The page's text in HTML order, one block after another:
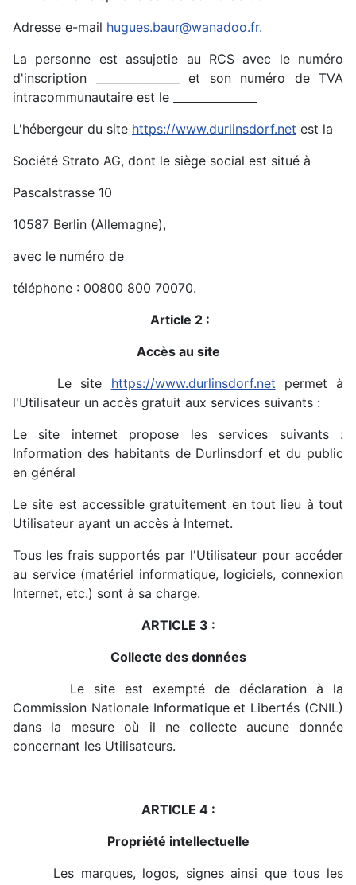
Adresse e-mail hugues.baur@wanadoo.fr.
La personne est assujetie au RCS avec le numéro
d'inscription _______________ et son numéro de TVA
intracommunautaire est le _______________
L'hébergeur du site https://www.durlinsdorf.net est la
Société Strato AG, dont le siège social est situé à
Pascalstrasse 10
10587 Berlin (Allemagne),
avec le numéro de
téléphone : 00800 800 70070.
Article 2 :
Accès au site
Le site https://www.durlinsdorf.net permet à
l'Utilisateur un accès gratuit aux services suivants :
Le site internet propose les services suivants :
Information des habitants de Durlinsdorf et du public
en général
Le site est accessible gratuitement en tout lieu à tout
Utilisateur ayant un accès à Internet.
Tous les frais supportés par l'Utilisateur pour accéder
au service (matériel informatique, logiciels, connexion
Internet, etc.) sont à sa charge.
ARTICLE 3 :
Collecte des données
Le site est exempté de déclaration à la
Commission Nationale Informatique et Libertés (CNIL)
dans la mesure où il ne collecte aucune donnée
concernant les Utilisateurs.
ARTICLE 4 :
Propriété intellectuelle
Les marques, logos, signes ainsi que tous les